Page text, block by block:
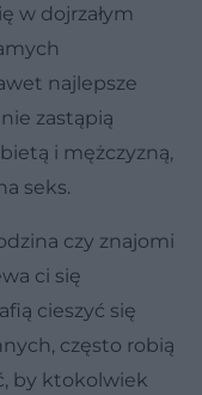
w dojrzałym
najlepsze
zastąpią
i mężczyzną,
seks.
czy znajomi
ci się
cieszyć się
często robią
by ktokolwiek